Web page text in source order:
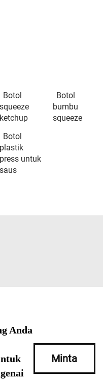
Botol
squeeze
ketchup
Botol
bumbu
squeeze
Botol
plastik
press untuk
saus
Anda
Minta